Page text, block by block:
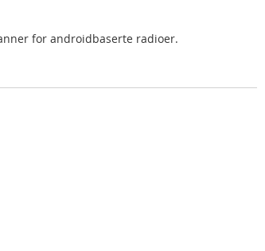
for androidbaserte radioer.